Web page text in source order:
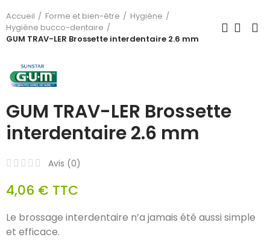
Accueil Forme et bien-être
Hygiène
Hygiène bucco-dentaire
GUM TRAV-LER Brossette interdentaire 2.6 mm
GUM TRAV-LER Brossette
interdentaire 2.6 mm
Avis (0)
4,06 € TTC
Le brossage interdentaire n’a jamais été aussi simple
et efficace.